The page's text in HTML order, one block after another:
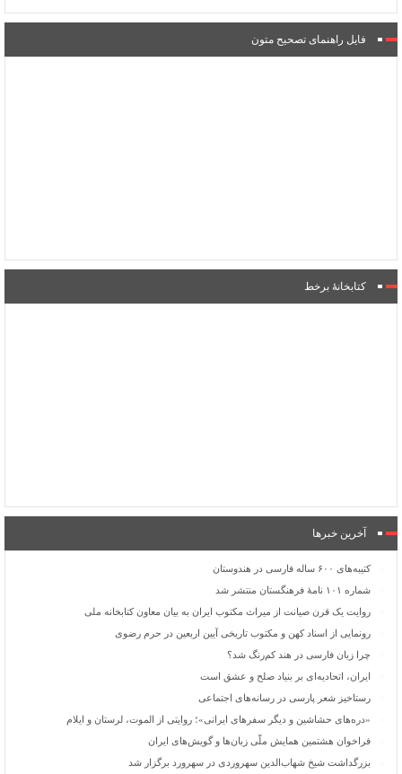
فایل راهنمای تصحیح متون
کتابخانۀ برخط
آخرین خبرها
کتیبه‌های ۶۰۰ ساله فارسی در هندوستان
شماره ۱۰۱ نامۀ فرهنگستان منتشر شد
روایت یک قرن صیانت از میراث مکتوب ایران به بیان معاون کتابخانه ملی
رونمایی از اسناد کهن و مکتوب تاریخی آیین اربعین در حرم رضوی
چرا زبان فارسی در هند کم‌رنگ شد؟
ایران، اتحادیه‌ای بر بنیاد صلح و عشق است
رستاخیز شعر پارسی در رسانه‌های اجتماعی
«دره‌های حشاشین و دیگر سفرهای ایرانی»؛ روایتی از الموت، لرستان و ایلام
فراخوان هشتمین همایش ملّی زبان‌ها و گویش‌های ایران
بزرگداشت شیخ شهاب‌الدین سهروردی در سهرورد برگزار شد